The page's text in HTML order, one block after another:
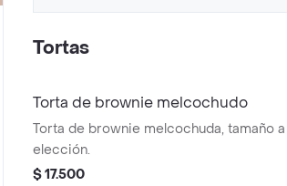
Tortas
Torta de brownie melcochudo
Torta de brownie melcochuda, tamaño a
elección.
$ 17.500